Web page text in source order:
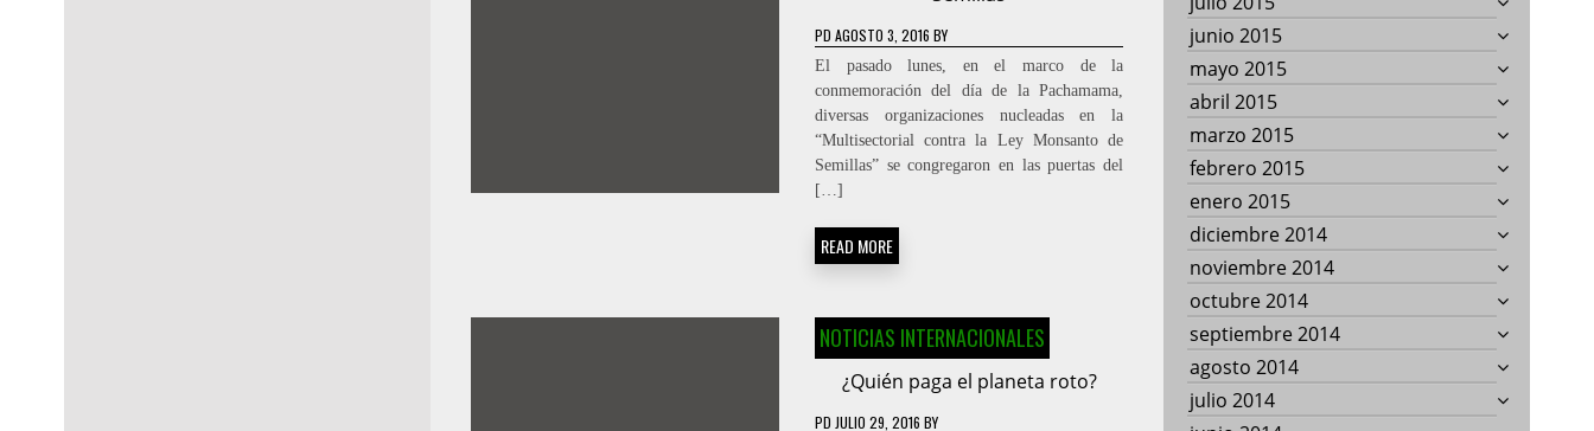
PD AGOSTO 3, 2016 BY
El pasado lunes, en el marco de la
conmemoración del día de la Pachamama,
diversas organizaciones nucleadas en la
“Multisectorial contra la Ley Monsanto de
Semillas” se congregaron en las puertas del
[…]
READ MORE
NOTICIAS INTERNACIONALES
¿Quién paga el planeta roto?
PD JULIO 29, 2016 BY
junio 2015
mayo 2015
abril 2015
marzo 2015
febrero 2015
enero 2015
diciembre 2014
noviembre 2014
octubre 2014
septiembre 2014
agosto 2014
julio 2014